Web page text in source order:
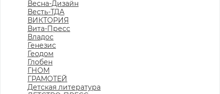
Весна-Дизайн
Весть-ТДА
ВИКТОРИЯ
Вита-Пресс
Владос
Генезис
Геодом
Глобен
ГНОМ
ГРАМОТЕЙ
Детская литература